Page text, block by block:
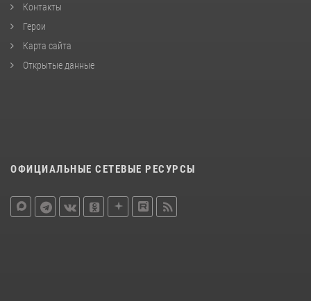
Контакты
Герои
Карта сайта
Открытые данные
ОФИЦИАЛЬНЫЕ СЕТЕВЫЕ РЕСУРСЫ